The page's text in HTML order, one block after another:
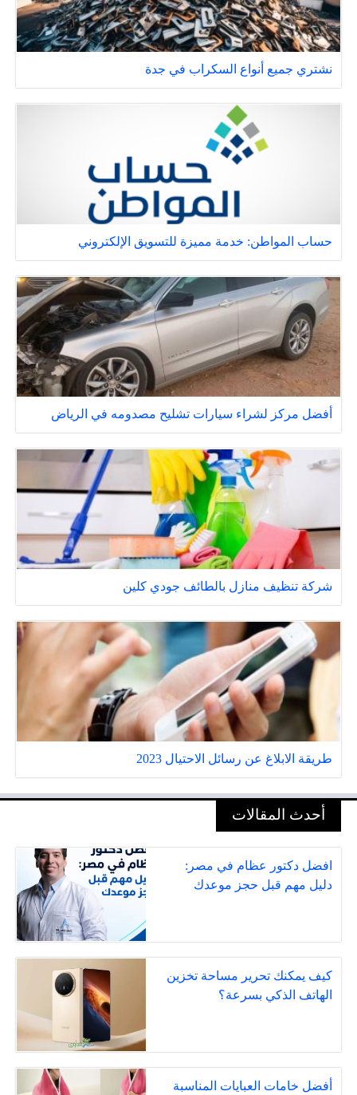
نشتري جميع أنواع السكراب في جدة
حساب المواطن: خدمة مميزة للتسويق الإلكتروني
أفضل مركز لشراء سيارات تشليح مصدومه في الرياض
شركة تنظيف منازل بالطائف جودي كلين
طريقة الابلاغ عن رسائل الاحتيال 2023
أحدث المقالات
افضل دكتور عظام في مصر:
دليل مهم قبل حجز موعدك
كيف يمكنك تحرير مساحة تخزين
الهاتف الذكي بسرعة؟
أفضل خامات العبايات المناسبة